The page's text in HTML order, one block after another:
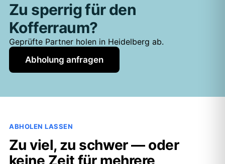
Zu sperrig für den
Kofferraum?
Geprüfte Partner holen in Heidelberg ab.
Abholung anfragen
ABHOLEN LASSEN
Zu viel, zu schwer — oder
keine Zeit für mehrere